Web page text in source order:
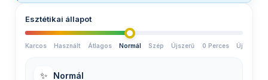
Esztétikai állapot
Karcos Használt Átlagos Normál Szép Újszerű 0 Perces Új
✨ Normál